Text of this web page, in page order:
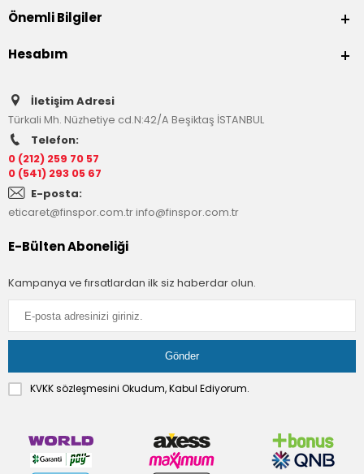
Önemli Bilgiler
Hesabım
İletişim Adresi
Türkali Mh. Nüzhetiye cd.N:42/A Beşiktaş İSTANBUL
Telefon:
0 (212) 259 70 57
0 (541) 293 05 67
E-posta:
eticaret@finspor.com.trinfo@finspor.com.tr
E-Bülten Aboneliği
Kampanya ve fırsatlardan ilk siz haberdar olun.
KVKK sözleşmesini Okudum, Kabul Ediyorum.